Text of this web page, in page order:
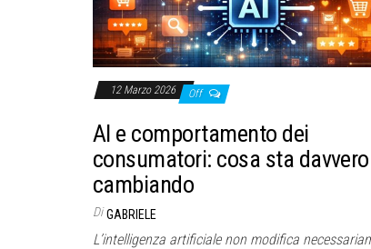
12 Marzo 2026 Off
AI e comportamento dei
consumatori: cosa sta davvero
cambiando
Di GABRIELE
L’intelligenza artificiale non modifica